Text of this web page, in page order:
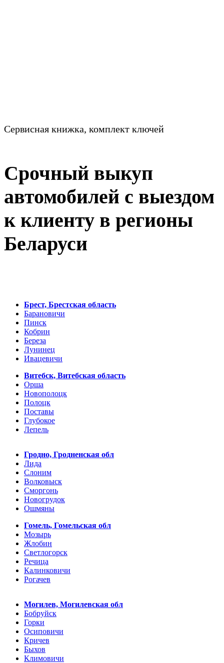
Сервисная книжка, комплект ключей
Срочный выкуп
автомобилей с выездом
к клиенту в регионы
Беларуси
Брест, Брестская область
Барановичи
Пинск
Кобрин
Береза
Лунинец
Ивацевичи
Витебск, Витебская область
Орша
Новополоцк
Полоцк
Поставы
Глубокое
Лепель
Гродно, Гродненская обл
Лида
Слоним
Волковыск
Сморгонь
Новогрудок
Ошмяны
Гомель, Гомельская обл
Мозырь
Жлобин
Светлогорск
Речица
Калинковичи
Рогачев
Могилев, Могилевская обл
Бобруйск
Горки
Осиповичи
Кричев
Быхов
Климовичи